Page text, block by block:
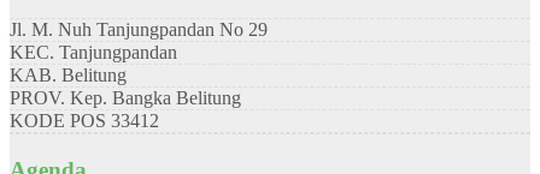
Jl. M. Nuh Tanjungpandan No 29
KEC. Tanjungpandan
KAB. Belitung
PROV. Kep. Bangka Belitung
KODE POS 33412